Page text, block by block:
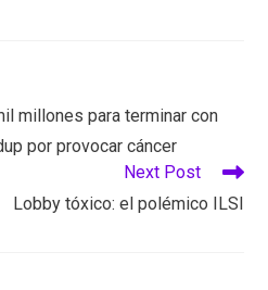
millones para terminar con
por provocar cáncer
Next Post
Lobby tóxico: el polémico ILSI